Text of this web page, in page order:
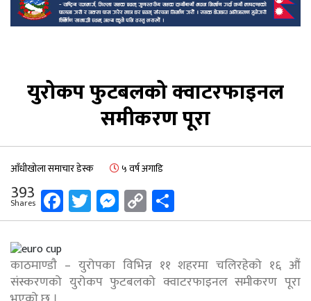
युरोकप फुटबलको क्वाटरफाइनल
समीकरण पूरा
आँधीखोला समाचार डेस्क ५ वर्ष अगाडि
393
Shares Facebook
Twitter
Messenger
Copy
Link
काठमाण्डाै – युरोपका विभिन्न ११ शहरमा चलिरहेको १६ औं
संस्करणको युरोकप फुटबलको क्वाटरफाइनल समीकरण पूरा